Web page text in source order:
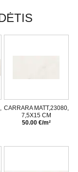
CARRARA MATT,23080,
7,5X15 CM
50.00 €/m²